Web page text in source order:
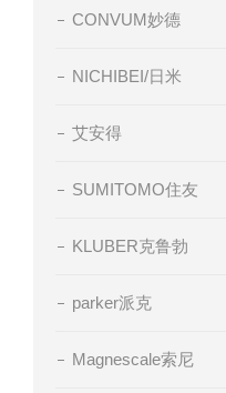
CONVUM妙德
NICHIBEI/日米
艾安得
SUMITOMO住友
KLUBER克鲁勃
parker派克
Magnescale索尼